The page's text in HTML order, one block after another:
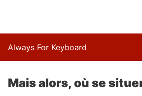
Always For Keyboard
Mais alors, où se